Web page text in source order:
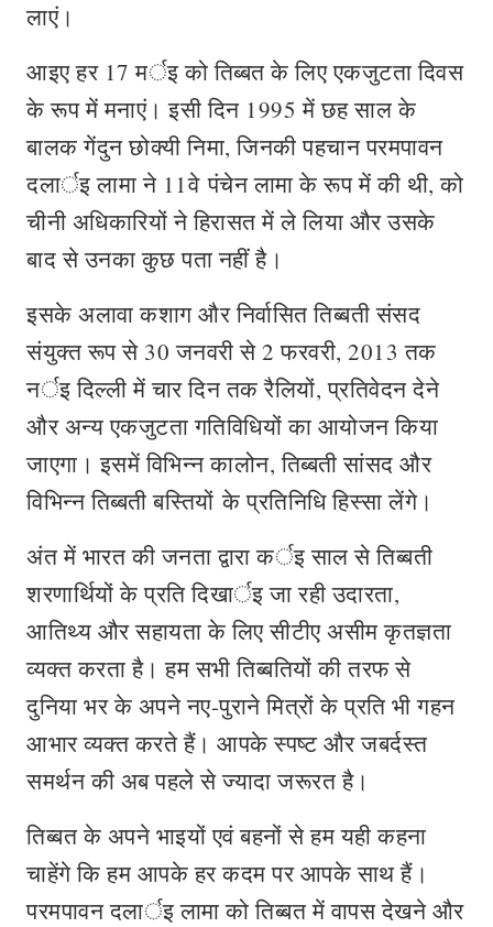
लाएं।
आइए हर 17 मर्इ को तिब्बत के लिए एकजुटता दिवस
के रूप में मनाएं। इसी दिन 1995 में छह साल के
बालक गेंदुन छोक्यी निमा, जिनकी पहचान परमपावन
दलार्इ लामा ने 11वे पंचेन लामा के रूप में की थी, को
चीनी अधिकारियों ने हिरासत में ले लिया और उसके
बाद से उनका कुछ पता नहीं है।
इसके अलावा कशाग और निर्वासित तिब्बती संसद
संयुक्त रूप से 30 जनवरी से 2 फरवरी, 2013 तक
नर्इ दिल्ली में चार दिन तक रैलियों, प्रतिवेदन देने
और अन्य एकजुटता गतिविधियों का आयोजन किया
जाएगा। इसमें विभिन्न कालोन, तिब्बती सांसद और
विभिन्न तिब्बती बस्तियों के प्रतिनिधि हिस्सा लेंगे।
अंत में भारत की जनता द्वारा कर्इ साल से तिब्बती
शरणार्थियों के प्रति दिखार्इ जा रही उदारता,
आतिथ्य और सहायता के लिए सीटीए असीम कृतज्ञता
व्यक्त करता है। हम सभी तिब्बतियों की तरफ से
दुनिया भर के अपने नए-पुराने मित्रों के प्रति भी गहन
आभार व्यक्त करते हैं। आपके स्पष्ट और जबर्दस्त
समर्थन की अब पहले से ज्यादा जरूरत है।
तिब्बत के अपने भाइयों एवं बहनों से हम यही कहना
चाहेंगे कि हम आपके हर कदम पर आपके साथ हैं।
परमपावन दलार्इ लामा को तिब्बत में वापस देखने और